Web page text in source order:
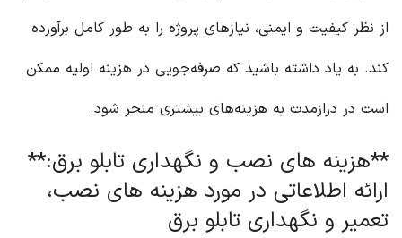
از نظر کیفیت و ایمنی، نیازهای پروژه را به طور کامل برآورده
کند. به یاد داشته باشید که صرفه‌جویی در هزینه اولیه ممکن
است در درازمدت به هزینه‌های بیشتری منجر شود.
**هزینه های نصب و نگهداری تابلو برق:**
ارائه اطلاعاتی در مورد هزینه های نصب،
تعمیر و نگهداری تابلو برق